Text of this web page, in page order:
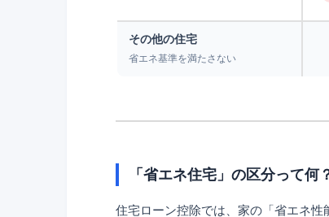
その他の住宅
省エネ基準を満たさない
「省エネ住宅」の区分って何
住宅ローン控除では、家の「省エネ